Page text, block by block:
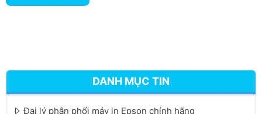
DANH MỤC TIN
Đại lý phân phối máy in Epson chính hãng